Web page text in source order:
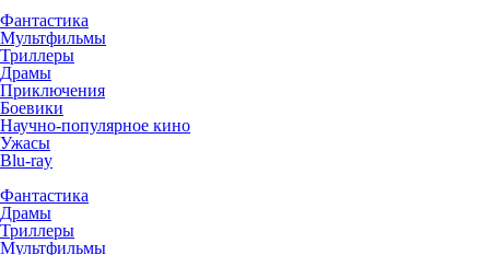
Фантастика
Мультфильмы
Триллеры
Драмы
Приключения
Боевики
Научно-популярное кино
Ужасы
Blu-ray
Фантастика
Драмы
Триллеры
Мультфильмы